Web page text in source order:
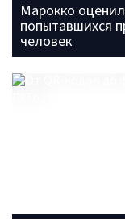
Марокко
попытавшихся
человек